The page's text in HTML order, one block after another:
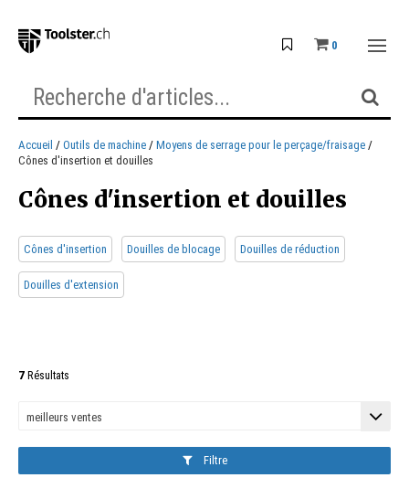
0
Accueil Outils de machine
Moyens de serrage pour le perçage/fraisage
Cônes d'insertion et douilles
Cônes d'insertion et douilles
Cônes d'insertion Douilles de blocage Douilles de réduction
Douilles d'extension
7 Résultats
Filtre